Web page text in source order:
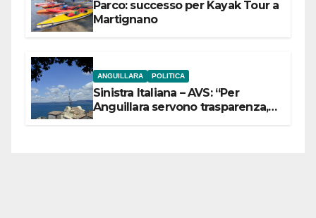
Parco: successo per Kayak Tour a
Martignano
ANGUILLARA POLITICA
Sinistra Italiana – AVS: “Per
Anguillara servono trasparenza,